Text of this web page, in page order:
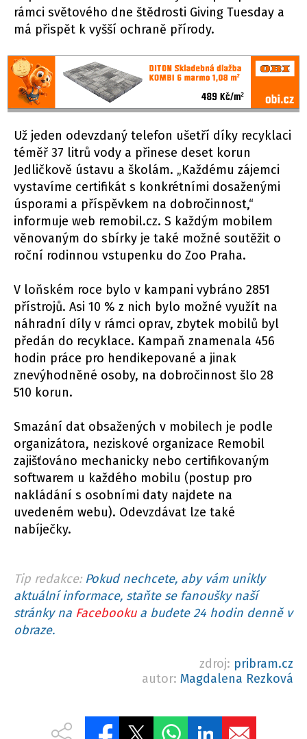
rámci světového dne štědrosti Giving Tuesday a
má přispět k vyšší ochraně přírody.
Už jeden odevzdaný telefon ušetří díky recyklaci
téměř 37 litrů vody a přinese deset korun
Jedličkově ústavu a školám. „Každému zájemci
vystavíme certifikát s konkrétními dosaženými
úsporami a příspěvkem na dobročinnost,“
informuje web remobil.cz. S každým mobilem
věnovaným do sbírky je také možné soutěžit o
roční rodinnou vstupenku do Zoo Praha.
V loňském roce bylo v kampani vybráno 2851
přístrojů. Asi 10 % z nich bylo možné využít na
náhradní díly v rámci oprav, zbytek mobilů byl
předán do recyklace. Kampaň znamenala 456
hodin práce pro hendikepované a jinak
znevýhodněné osoby, na dobročinnost šlo 28
510 korun.
Smazání dat obsažených v mobilech je podle
organizátora, neziskové organizace Remobil
zajišťováno mechanicky nebo certifikovaným
softwarem u každého mobilu (postup pro
nakládání s osobními daty najdete na
uvedeném webu). Odevzdávat lze také
nabíječky.
Tip redakce: Pokud nechcete, aby vám unikly
aktuální informace, staňte se fanoušky naší
stránky na Facebookua budete 24 hodin denně v
obraze.
zdroj: pribram.cz
autor: Magdalena Rezková